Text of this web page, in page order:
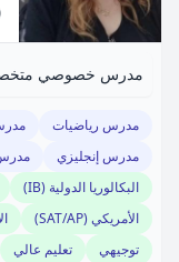
مدرس رياضيات
مدرس إنجليزي
البكالوريا الدولية (IB)
الأمريكي (SAT/AP)
توجيهي
تعليم عالي